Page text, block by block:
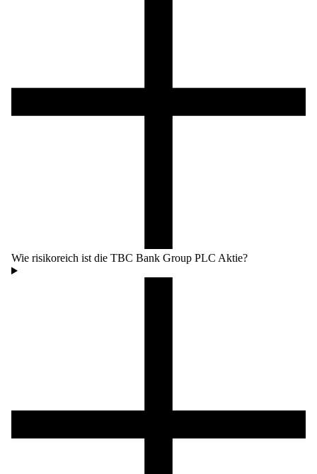
Wie risikoreich ist die TBC Bank Group PLC Aktie?